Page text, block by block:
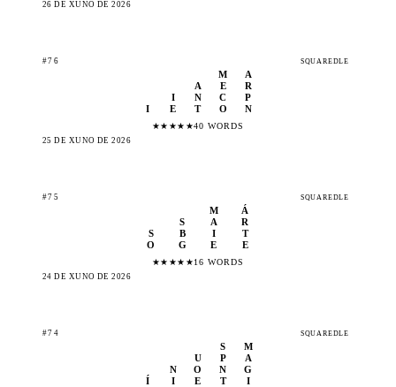
26 DE XUÑO DE 2026
#76 SQUAREDLE
M
A
A
E
R
I
N C
P
I
E T O N
★★ ★★ ★40 WORDS
25 DE XUÑO DE 2026
#75 SQUAREDLE
M
Á
S
A
R
S
B I
T
O
G E E
★★ ★★ ★16 WORDS
24 DE XUÑO DE 2026
#74 SQUAREDLE
S
M
U
P
A
N
O N
G
Í
I E T I